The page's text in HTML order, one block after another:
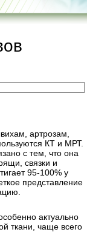
артрозам,
КТ и МРТ.
с тем, что она
связки и
95-100% у
представление
актуально
ткани, чаще всего